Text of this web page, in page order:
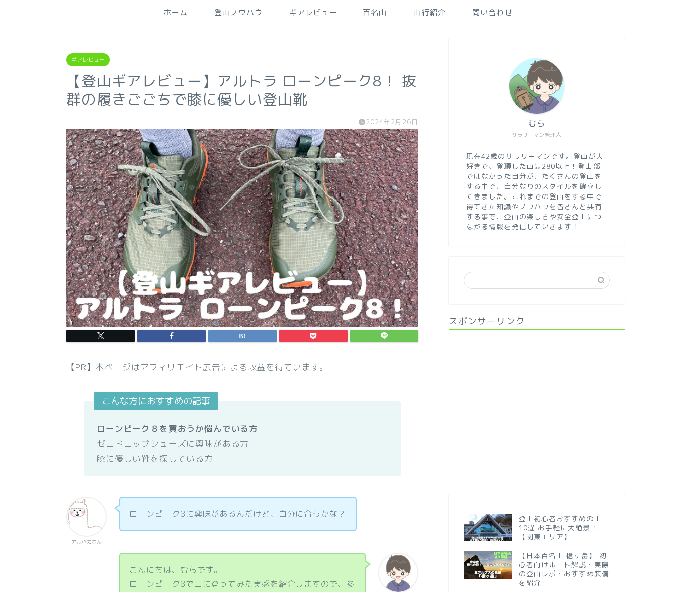
ホーム 登山ノウハウ ギアレビュー 百名山 山行紹介 問い合わせ
ギアレビュー
【登山ギアレビュー】アルトラ ローンピーク8！ 抜
群の履きごごちで膝に優しい登山靴
2024年2月26日
【PR】本ページはアフィリエイト広告による収益を得ています。
こんな方におすすめの記事
ローンピーク８を買おうか悩んでいる方
ゼロドロップシューズに興味がある方
膝に優しい靴を探している方
アルパカさん
ローンピーク8に興味があるんだけど、自分に合うかな？
こんにちは、むらです。
ローンピーク8で山に登ってみた実感を紹介しますので、参
サラリーマン管理人
むら
現在42歳のサラリーマンです。登山が大
好きで、登頂した山は280以上！登山部
ではなかった自分が、たくさんの登山を
する中で、自分なりのスタイルを確立し
てきました。これまでの登山をする中で
得てきた知識やノウハウを皆さんと共有
する事で、登山の楽しさや安全登山につ
ながる情報を発信していきます！
スポンサーリンク
登山初心者おすすめの山
10選 お手軽に大絶景！
【関東エリア】
【日本百名山 槍ヶ岳】 初
心者向けルート解説・実際
の登山レポ・おすすめ装備
を紹介